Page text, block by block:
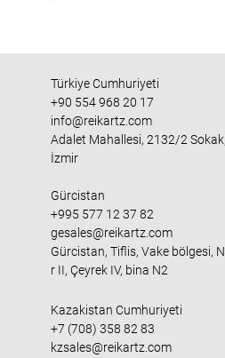
Türkiye Cumhuriyeti
+90 554 968 20 17
info@reikartz.com
Adalet Mahallesi, 2132/2
İzmir
Gürcistan
+995 577 12 37 82
gesales@reikartz.com
Gürcistan, Tiflis, Vake bölgesi,
r II, Çeyrek IV, bina N2
Kazakistan Cumhuriyeti
+7 (708) 358 82 83
kzsales@reikartz.com